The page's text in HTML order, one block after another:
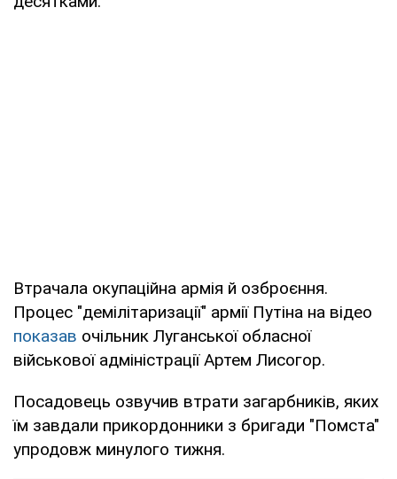
Втрачала окупаційна армія й озброєння.
Процес "демілітаризації" армії Путіна на відео
показав очільник Луганської обласної
військової адміністрації Артем Лисогор.
Посадовець озвучив втрати загарбників, яких
їм завдали прикордонники з бригади "Помста"
упродовж минулого тижня.